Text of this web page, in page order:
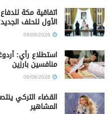
اتفاقية مكة
الأول للحلف
استطلاع رأي:
منافسين بارزين
القضاء التركي
المشاهير